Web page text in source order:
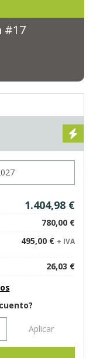
#17
1.404,98 €
780,00 €
495,00 € + IVA
26,03 €
Aplicar